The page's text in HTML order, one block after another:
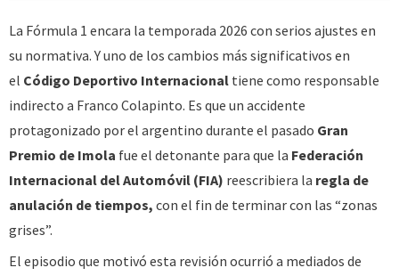
La Fórmula 1 encara la temporada 2026 con serios ajustes en
su normativa. Y uno de los cambios más significativos en
el Código Deportivo Internacional tiene como responsable
indirecto a Franco Colapinto. Es que un accidente
protagonizado por el argentino durante el pasado Gran
Premio de Imola fue el detonante para que la Federación
Internacional del Automóvil (FIA) reescribiera la regla de
anulación de tiempos, con el fin de terminar con las “zonas
grises”.
El episodio que motivó esta revisión ocurrió a mediados de